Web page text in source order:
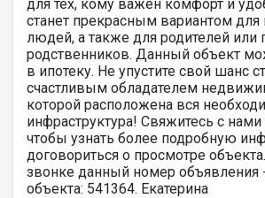
для тех, кому важен комфорт и
станет прекрасным вариантом
людей, а также для родителей
родственников. Данный объект
в ипотеку. Не упустите свой шанс
счастливым обладателем
которой расположена вся
инфраструктура! Свяжитесь с
чтобы узнать более подробную
договориться о просмотре
звонке данный номер объявления
объекта: 541364. Екатерина